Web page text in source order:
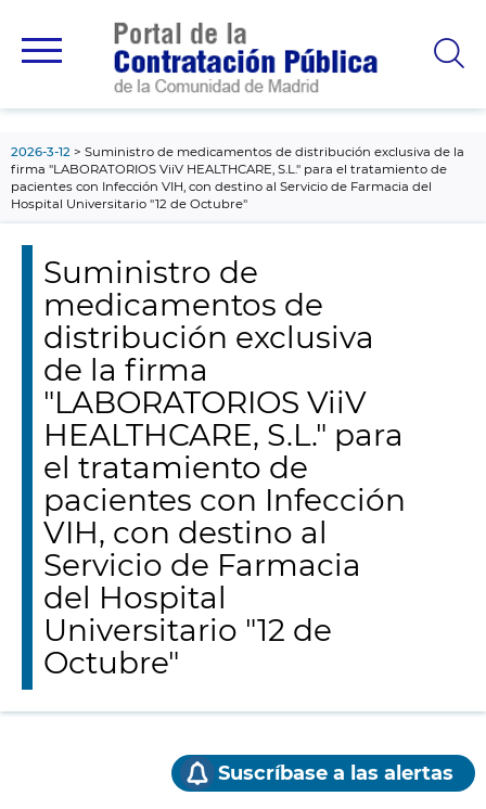
principal
2026-3-12
Suministro de medicamentos de distribución exclusiva de la
firma "LABORATORIOS ViiV HEALTHCARE, S.L." para el tratamiento de
pacientes con Infección VIH, con destino al Servicio de Farmacia del
Hospital Universitario "12 de Octubre"
Suministro de
medicamentos de
distribución exclusiva
de la firma
"LABORATORIOS ViiV
HEALTHCARE, S.L." para
el tratamiento de
pacientes con Infección
VIH, con destino al
Servicio de Farmacia
del Hospital
Universitario "12 de
Octubre"
Suscríbase a las alertas